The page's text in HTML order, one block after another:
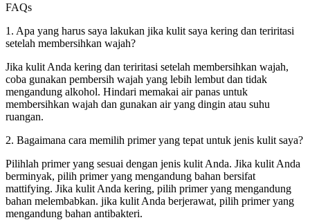
FAQs
1. Apa yang harus saya lakukan jika kulit saya kering dan teriritasi
setelah membersihkan wajah?
Jika kulit Anda kering dan teriritasi setelah membersihkan wajah,
coba gunakan pembersih wajah yang lebih lembut dan tidak
mengandung alkohol. Hindari memakai air panas untuk
membersihkan wajah dan gunakan air yang dingin atau suhu
ruangan.
2. Bagaimana cara memilih primer yang tepat untuk jenis kulit saya?
Pilihlah primer yang sesuai dengan jenis kulit Anda. Jika kulit Anda
berminyak, pilih primer yang mengandung bahan bersifat
mattifying. Jika kulit Anda kering, pilih primer yang mengandung
bahan melembabkan. jika kulit Anda berjerawat, pilih primer yang
mengandung bahan antibakteri.